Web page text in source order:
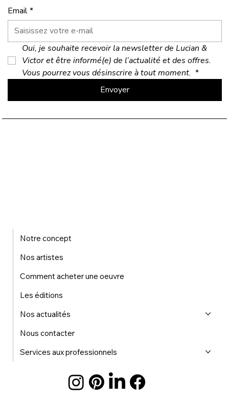
Email*
Oui, je souhaite recevoir la newsletter de Lucian &
Victor et être informé(e) de l’actualité et des offres.
Vous pourrez vous désinscrire à tout moment. *
Envoyer
Notre concept
Nos artistes
Comment acheter une oeuvre
Les éditions
Nos actualités
Nous contacter
Services aux professionnels